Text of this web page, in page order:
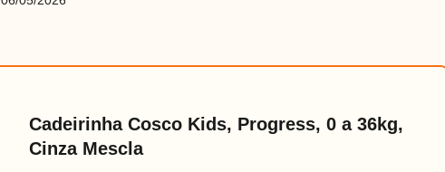
Cadeirinha Cosco Kids, Progress, 0 a 36kg,
Cinza Mescla